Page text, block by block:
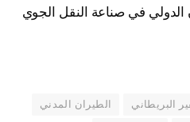
الدولي في صناعة النقل الجوي
البريطاني الطيران المدني